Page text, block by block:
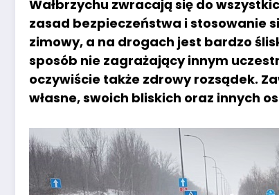
Wałbrzychu zwracają się do
zasad bezpieczeństwa i stosowanie
zimowy, a na drogach jest bardzo
sposób nie zagrażający innym
oczywiście także zdrowy rozsądek.
własne, swoich bliskich oraz innych